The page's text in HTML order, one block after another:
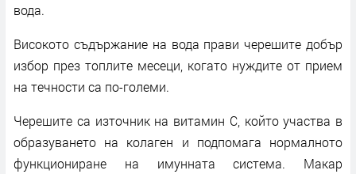
вода.
Високото съдържание на вода прави черешите добър
избор през топлите месеци, когато нуждите от прием
на течности са по-големи.
Черешите са източник на витамин C, който участва в
образуването на колаген и подпомага нормалното
функциониране на имунната система. Макар